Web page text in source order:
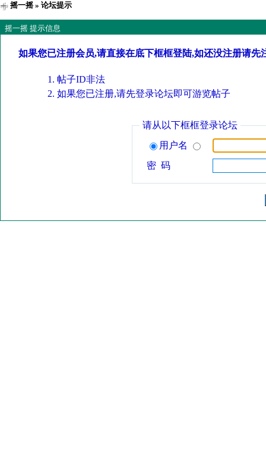
摇一摇» 论坛提示
摇一摇 提示信息
如果您已注册会员,请直接在底下框框登陆,如还没注册请先
帖子ID非法
如果您已注册,请先登录论坛即可游览帖子
请从以下框框登录论坛
用户名
密 码